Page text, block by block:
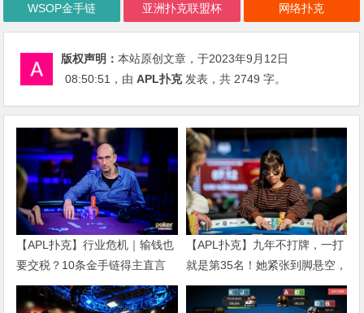
WSOP金手链 亚洲扑克联盟杯 网络扑克
版权声明：本站原创文章，于2023年9月12日
08:50:51 ，由APL扑克发表，共 2749 字。
【APL扑克】行业危机｜输钱也
要交税？10条金手链得主直言
“扛不住”，主动砍掉四分之三比
赛
【APL扑克】九年不打牌，一打
就是第35名！她紧张到脚悬空，
但全世界以为她很淡定